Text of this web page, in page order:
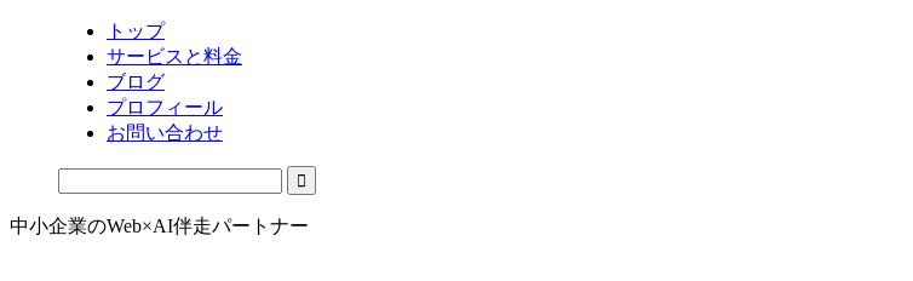
トップ
サービスと料金
ブログ
プロフィール
お問い合わせ
中小企業のWeb×AI伴走パートナー